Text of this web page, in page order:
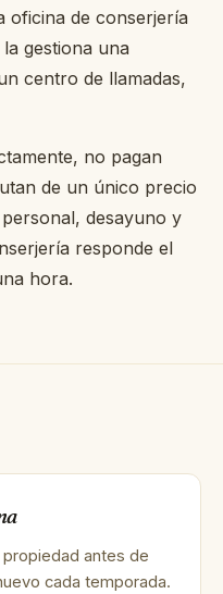
oficina de conserjería
gestiona una
centro de llamadas,
no pagan
de un único precio
desayuno y
responde el
hora.
antes de
cada temporada.